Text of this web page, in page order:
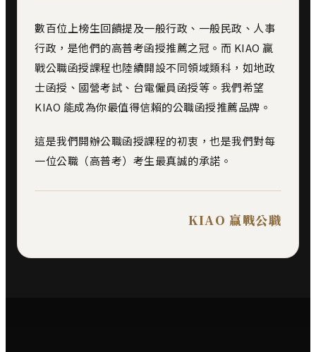
數百位上榜生回饋提及一般行政、一般民政、人事
行政，是他們的高普考函授推薦之冠。而 KIAO 贏
戰公職函授課程也陸續開設不同領域類科，如地政
士函授、國營考試、台電僱員函授等。我們希望
KIAO 能成為你最值得信賴的公職函授推薦品牌。
這是我們開辦公職函授課程的初衷，也是我們對每
一位公職（高普考）考生最真誠的承諾。
KIAO 贏戰公職